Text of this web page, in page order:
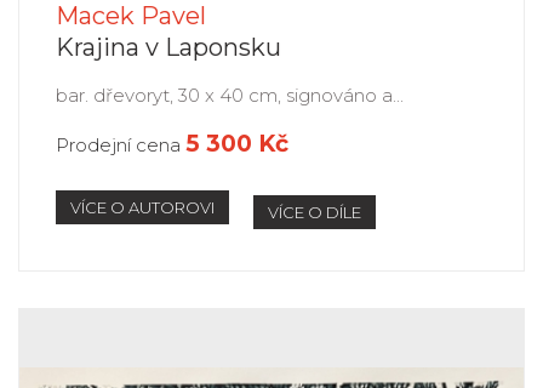
Macek Pavel
Krajina v Laponsku
bar. dřevoryt, 30 x 40 cm, signováno a...
Prodejní cena 5 300 Kč
VÍCE O AUTOROVI VÍCE O DÍLE